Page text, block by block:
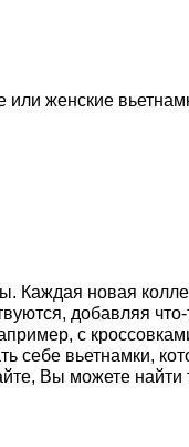
женские
Каждая новая
добавляя
с
вьетнамки,
Вы можете найти